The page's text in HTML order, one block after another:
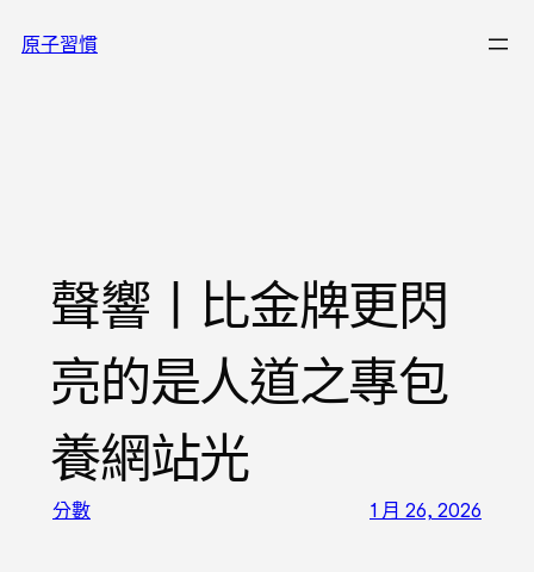
至原子習慣
聲響丨比金牌更閃
亮的是人道之專包
養網站光
分數 1 月 26, 2026